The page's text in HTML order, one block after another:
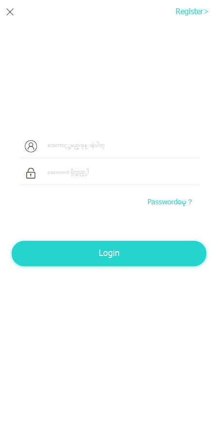
Register>
Passwordေမ့？
Login